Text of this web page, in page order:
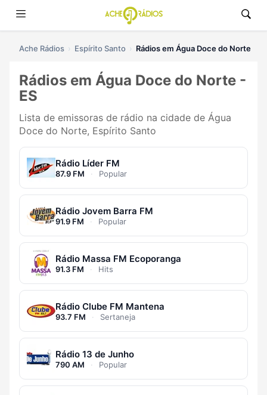
Ache Rádios Espírito Santo Rádios em Água Doce do Norte
Rádios em Água Doce do Norte -
ES
Lista de emissoras de rádio na cidade de Água
Doce do Norte, Espírito Santo
Rádio Líder FM
87.9 FM · Popular
Rádio Jovem Barra FM
91.9 FM · Popular
Rádio Massa FM Ecoporanga
91.3 FM · Hits
Rádio Clube FM Mantena
93.7 FM · Sertaneja
Rádio 13 de Junho
790 AM · Popular